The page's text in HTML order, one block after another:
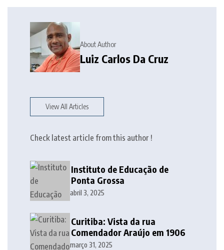
About Author
Luiz Carlos Da Cruz
View All Articles
Check latest article from this author !
Instituto de Educação de
Ponta Grossa
abril 3, 2025
Curitiba: Vista da rua
Comendador Araújo em 1906
março 31, 2025